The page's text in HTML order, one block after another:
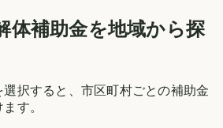
体補助金を地域から探
択すると、市区町村ごとの補助金
す。